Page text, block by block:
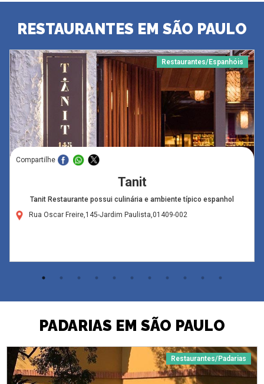
RESTAURANTES EM SÃO PAULO
Restaurantes/Espanhóis
Compartilhe
Tanit
Tanit Restaurante possui culinária e ambiente típico espanhol
Rua Oscar Freire,145-Jardim Paulista,01409-002
PADARIAS EM SÃO PAULO
Restaurantes/Padarias